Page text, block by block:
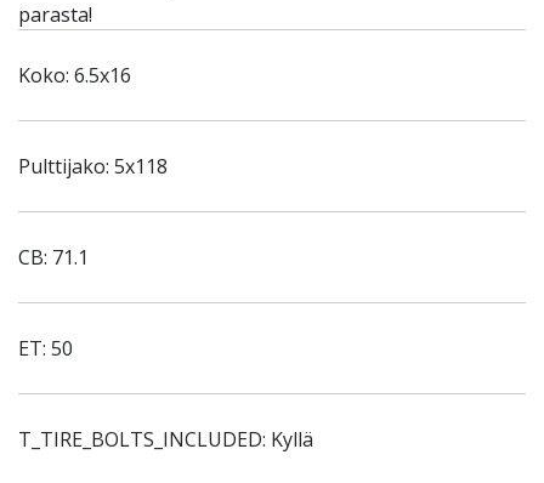
parasta!
Koko: 6.5x16
Pulttijako: 5x118
CB: 71.1
ET: 50
T_TIRE_BOLTS_INCLUDED: Kyllä